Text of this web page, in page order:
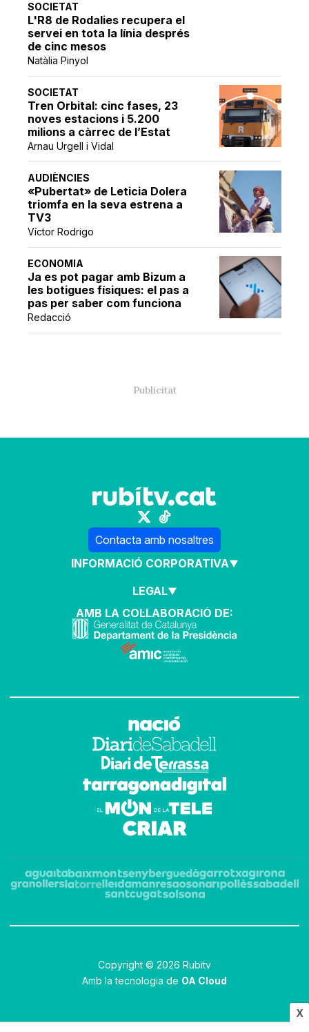
X
SOCIETAT
L'R8 de Rodalies recupera el
servei en tota la línia després
de cinc mesos
Natàlia Pinyol
SOCIETAT
Tren Orbital: cinc fases, 23
noves estacions i 5.200
milions a càrrec de l’Estat
Arnau Urgell i Vidal
AUDIÈNCIES
«Pubertat» de Leticia Dolera
triomfa en la seva estrena a
TV3
Víctor Rodrigo
ECONOMIA
Ja es pot pagar amb Bizum a
les botigues físiques: el pas a
pas per saber com funciona
Redacció
Contacta amb nosaltres
INFORMACIÓ CORPORATIVA
LEGAL
AMB LA COL·LABORACIÓ DE:
Copyright © 2026 Rubitv
Amb la tecnologia de OA Cloud